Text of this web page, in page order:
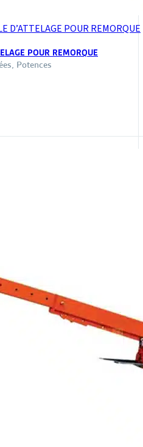
D’ATTELAGE POUR REMORQUE
POUR REMORQUE
, Potences